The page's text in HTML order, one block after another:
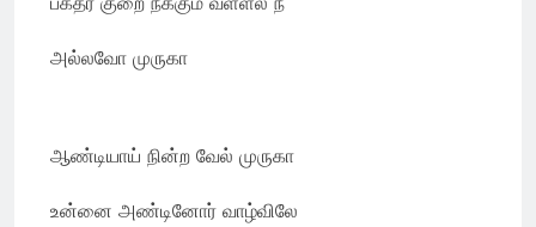
அல்லவோ முருகா
ஆண்டியாய் நின்ற வேல் முருகா
உன்னை அண்டினோர் வாழ்விலே